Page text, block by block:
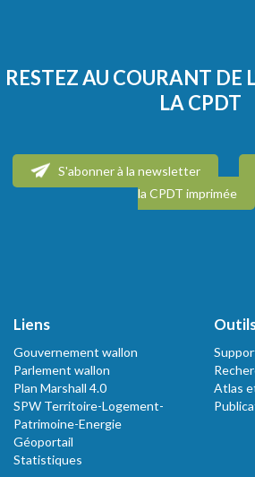
RESTEZ AU COURANT DE
LA CPDT
S'abonner à la newsletter
la CPDT imprimée
Liens
Gouvernement wallon
Parlement wallon
Plan Marshall 4.0
SPW Territoire-Logement-
Patrimoine-Energie
Géoportail
Statistiques
Atlas